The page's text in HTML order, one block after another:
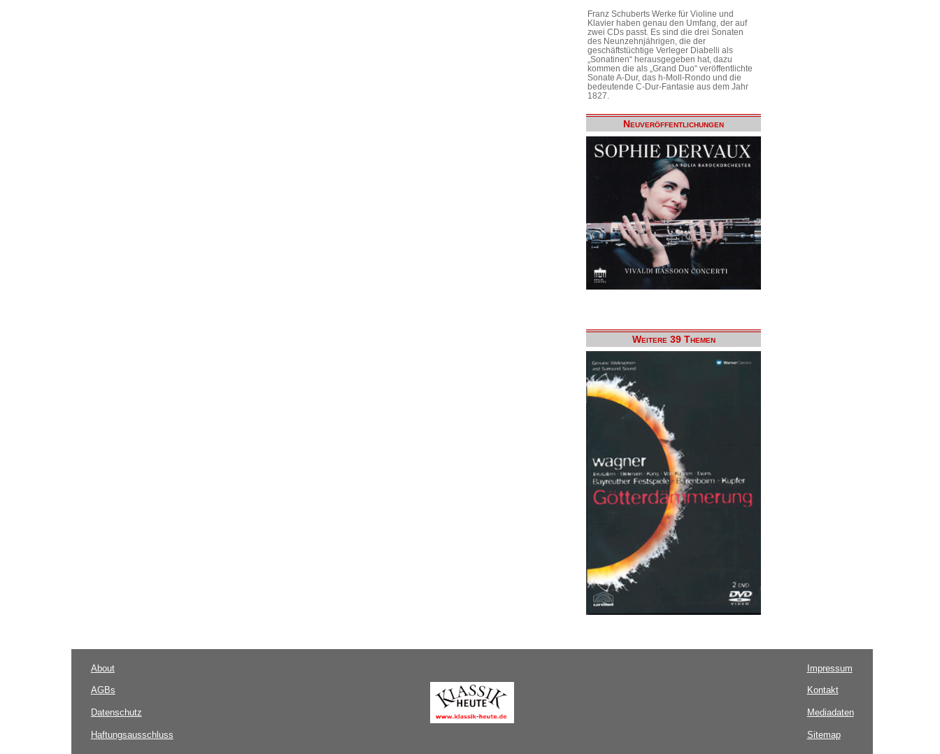
Franz Schuberts Werke für Violine und
Klavier haben genau den Umfang, der auf
zwei CDs passt. Es sind die drei Sonaten
des Neunzehnjährigen, die der
geschäftstüchtige Verleger Diabelli als
„Sonatinen“ herausgegeben hat, dazu
kommen die als „Grand Duo“ veröffentlichte
Sonate A-Dur, das h-Moll-Rondo und die
bedeutende C-Dur-Fantasie aus dem Jahr
1827.
Neuveröffentlichungen
Weitere 39 Themen
About
AGBs
Datenschutz
Haftungsausschluss
Impressum
Kontakt
Mediadaten
Sitemap